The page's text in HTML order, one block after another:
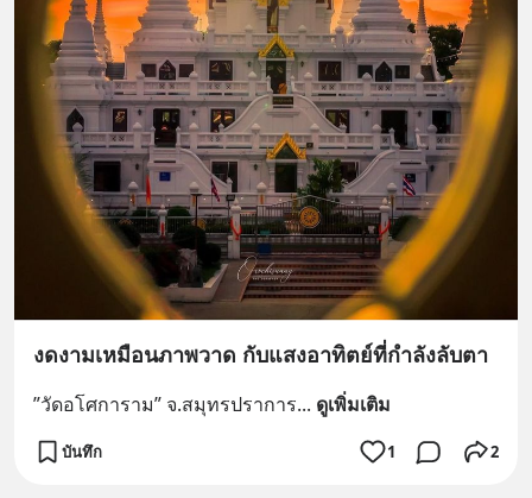
งดงามเหมือนภาพวาด กับแสงอาทิตย์ที่กำลังลับตา
”วัดอโศการาม” จ.สมุทรปราการ... ดูเพิ่มเติม
บันทึก 1 2